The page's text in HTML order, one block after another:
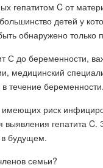
гепатитом C от
детей у
обнаружено
С до беременности,
медицинский
в течение беременности.
риск
гепатита
в будущем.
семьи?